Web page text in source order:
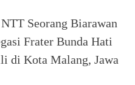
Seorang Biarawan
Frater Bunda Hati
di Kota Malang, Jawa